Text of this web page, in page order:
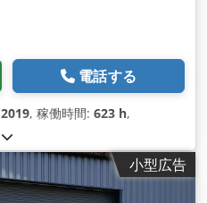
電話する
2019, 稼働時間: 623 h,
小型広告